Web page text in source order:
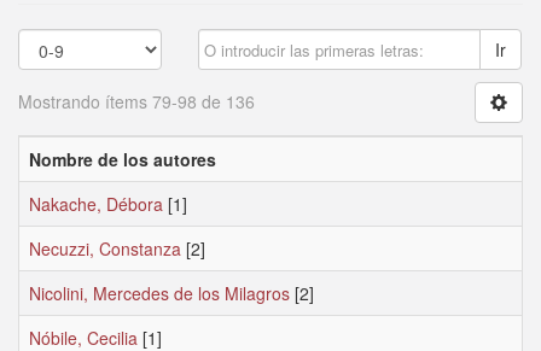
Ir
Mostrando ítems 79-98 de 136
Nombre de los autores
Nakache, Débora [1]
Necuzzi, Constanza [2]
Nicolini, Mercedes de los Milagros [2]
Nóbile, Cecilia [1]